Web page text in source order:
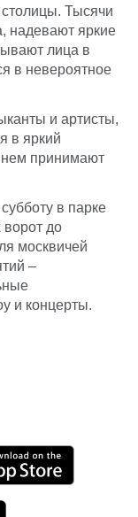
Тысячи
надевают яркие
лица в
в невероятное
и артисты,
в яркий
нем принимают
в парке
ворот до
москвичей
–
и концерты.